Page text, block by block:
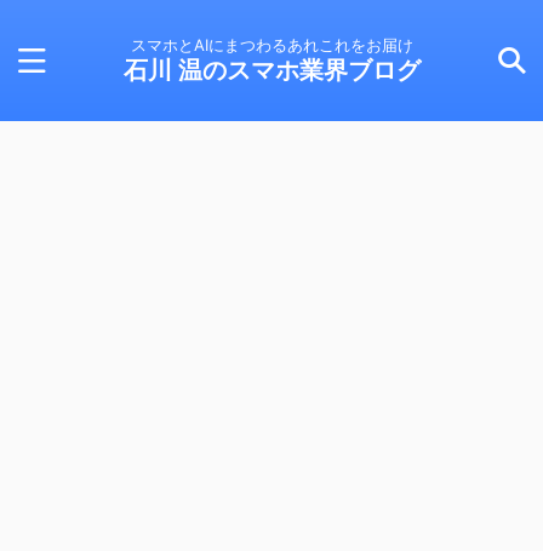
スマホとAIにまつわるあれこれをお届け
石川 温のスマホ業界ブログ